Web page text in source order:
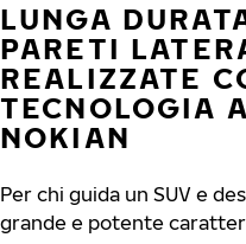
LUNGA
PARETI
REALIZZATE
TECNOLOGIA
NOKIAN
Per chi guida un SUV e
grande e potente